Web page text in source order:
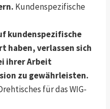
Kundenspezifische
kundenspezifische
haben, verlassen sich
ihrer Arbeit
zu gewährleisten.
für das WIG-